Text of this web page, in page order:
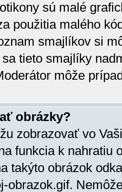
sú malé
použitia malého
smajlíkov si
tieto smajlíky
môže
obrázky?
zobrazovať vo
funkcia k nahratiu
takýto obrázok
obrazok.gif.